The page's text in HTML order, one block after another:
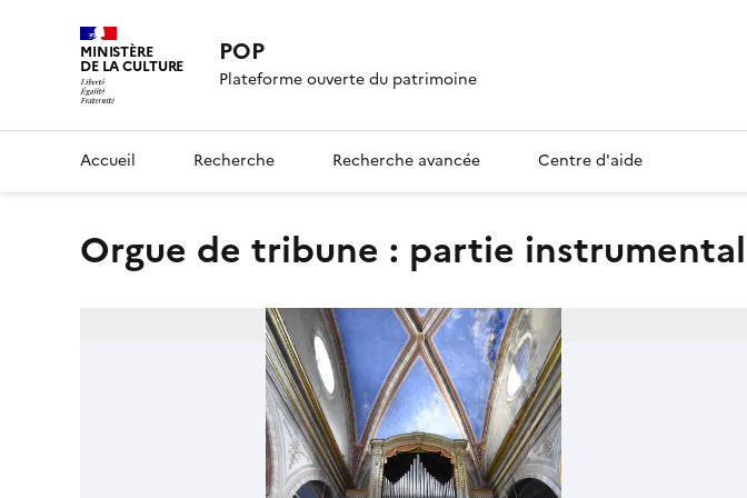
MINISTÈRE
DE LA CULTURE POP
Plateforme ouverte du patrimoine
Accueil Recherche Recherche avancée Centre d'aide
orgue de tribune : partie